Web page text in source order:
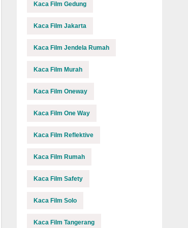
Kaca Film Gedung
Kaca Film Jakarta
Kaca Film Jendela Rumah
Kaca Film Murah
Kaca Film Oneway
Kaca Film One Way
Kaca Film Reflektive
Kaca Film Rumah
Kaca Film Safety
Kaca Film Solo
Kaca Film Tangerang